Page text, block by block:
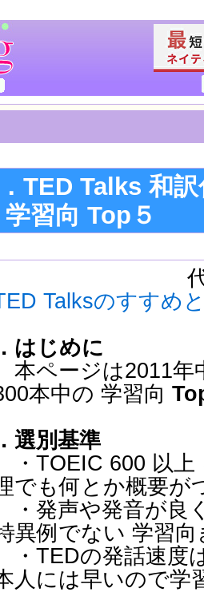
TED Talks 和
学習向 Top５
表ペー
Talksのすすめ
はじめに
ページは2011年
本中の 学習向
選別基準
TOEIC 600 以上
でも何とか概要が
発声や発音が良
異例でない 学習向
TEDの発話速度は
人には早いので学